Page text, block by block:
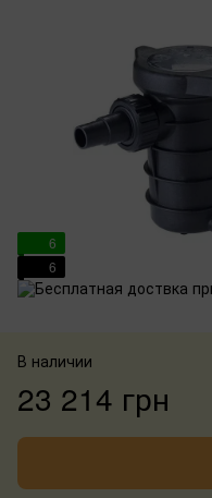
6
6
В наличии
23 214 грн